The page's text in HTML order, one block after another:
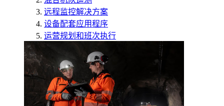
远程监控解决方案
设备配套应用程序
运营规划和班次执行